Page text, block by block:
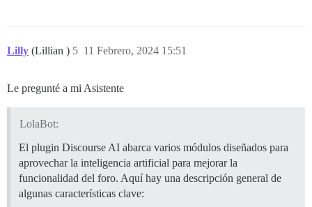
Lilly (Lillian ) 11 Febrero, 2024 15:51
5
Le pregunté a mi Asistente
LolaBot:
El plugin Discourse AI abarca varios módulos diseñados para
aprovechar la inteligencia artificial para mejorar la
funcionalidad del foro. Aquí hay una descripción general de
algunas características clave: